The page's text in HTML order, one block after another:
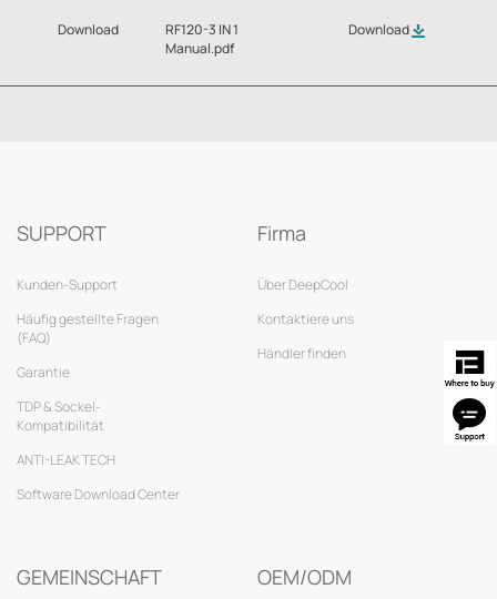
Download
RF120-3 IN 1
Manual.pdf
Download
SUPPORT
Kunden-Support
Häufig gestellte Fragen
(FAQ)
Garantie
TDP & Sockel-
Kompatibilität
ANTI-LEAK TECH
Software Download Center
Firma
Über DeepCool
Kontaktiere uns
Händler finden
GEMEINSCHAFT OEM/ODM